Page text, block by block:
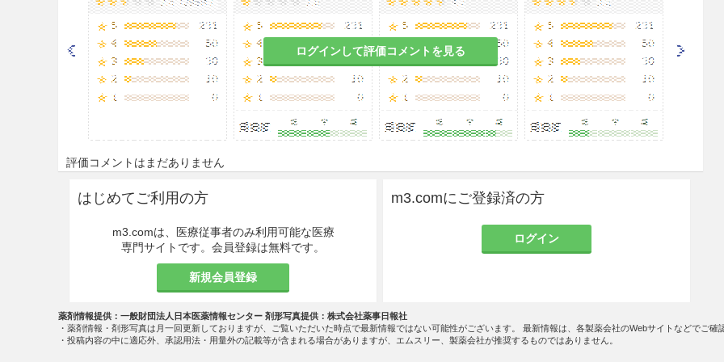
ウチダのクコヨウM 1.4円／ｇ
ログインして評価コメントを見る
評価コメントはまだありません
はじめてご利用の方
m3.comは、医療従事者のみ利用可能な医療
専門サイトです。会員登録は無料です。
新規会員登録
m3.comにご登録済の方
ログイン
薬剤情報提供：一般財団法人日本医薬情報センター 剤形写真提供：株式会社薬事日報社
・薬剤情報・剤形写真は月一回更新しておりますが、ご覧いただいた時点で最新情報ではない可能性がございます。 最新情報は、各製薬会社のWebサイトなどでご確
・投稿内容の中に適応外、承認用法・用量外の記載等が含まれる場合がありますが、エムスリー、製薬会社が推奨するものではありません。